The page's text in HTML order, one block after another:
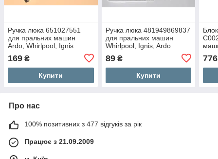
Ручка люка 651027551
для пральних машин
Ardo, Whirlpool, Ignis
169 ₴
Купити
Ручка люка 481949869837
для пральних машин
Whirlpool, Ignis, Ardo
89₴
Купити
776
Про нас
100% позитивних з 477 відгуків за рік
Працює з 21.09.2009